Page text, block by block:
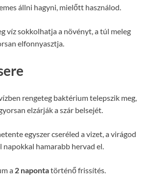
állni hagyni, mielőtt használod.
víz sokkolhatja a növényt, a túl meleg
elfonnyasztja.
rengeteg baktérium telepszik meg,
elzárják a szár belsejét.
egyszer cseréled a vizet, a virágod
napokkal hamarabb hervad el.
a 2 napontatörténő frissítés.